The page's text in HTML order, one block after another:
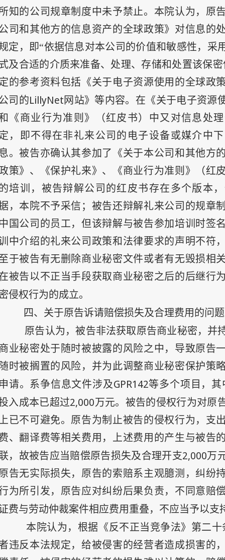
知的公司规章制度中未予禁止。本院认为，原
司和其他方的信息资产的全球政策》对信息的
定，即“依据信息对本公司的价值和敏感性，采
及合适的介质来准备、处理、存储和处置该保
的参考资料包括《关于电子资源使用的全球政
司的LillyNet网站》等内容。在《关于电子资源
《商业行为准则》（红皮书）中又对信息处
，即不得在非礼来公司的电子设备或媒介中
。被告亦确认其参加了《关于本公司和其他方
策》、《保护礼来》、《商业行为准则》（红
培训，被告辩解公司的红皮书存在多个版本
，本院不予采信；被告还辩解礼来公司的规章
国公司的员工，但该辩解与被告参加培训时签
中介绍的礼来公司政策和法律要求的声明不符
于被告有无删除商业秘密文件或者有无毁损相
被告以不正当手段获取商业秘密之后的后继行
侵权行为的成立。
四、关于原告诉请赔偿损失及合理费用的问题
原告认为，被告非法获取原告商业秘密，并
业秘密处于随时被披露的风险之中，导致原告
时被搁置的风险，并为此调整商业秘密保护策
请。系争信息文件涉及GPR142等多个项目，其
入成本已超过2,000万元。被告的侵权行为对原
已不可避免。原告为制止被告的侵权行为，支
、翻译费等相关费用，上述费用的产生与被告
，故被告应当赔偿原告损失及合理开支2,000万
告无实际损失，原告的索赔系主观臆测，纠纷
为所引发，原告应对纠纷后果负责，不同意赔
费与劳动仲裁案件相应费用重叠，不应当予以支
本院认为，根据《反不正当竞争法》第二
违反本法规定，给被侵害的经营者造成损害的